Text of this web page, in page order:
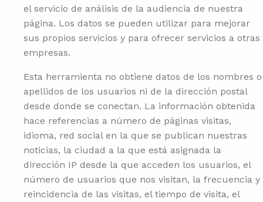
el servicio de análisis de la audiencia de nuestra
página. Los datos se pueden utilizar para mejorar
sus propios servicios y para ofrecer servicios a otras
empresas.
Esta herramienta no obtiene datos de los nombres o
apellidos de los usuarios ni de la dirección postal
desde donde se conectan. La información obtenida
hace referencias a número de páginas visitas,
idioma, red social en la que se publican nuestras
noticias, la ciudad a la que está asignada la
dirección IP desde la que acceden los usuarios, el
número de usuarios que nos visitan, la frecuencia y
reincidencia de las visitas, el tiempo de visita, el